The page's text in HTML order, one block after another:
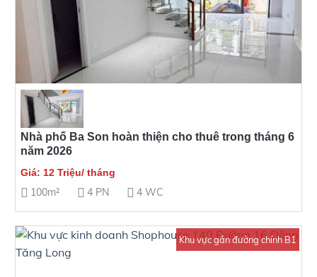
Nhà phố Ba Son hoàn thiện cho thuê trong tháng 6
năm 2026
Giá: 12 Triệu/ tháng
100m² 4 PN 4 WC
Khu vực gần đường chính B1